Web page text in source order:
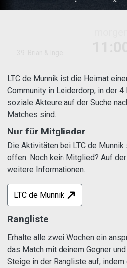
LTC de Munnik ist die Heimat
Community in Leiderdorp, in der 4
soziale Akteure auf der Suche
Matches sind.
Nur für Mitglieder
Die Aktivitäten bei LTC de
offen. Noch kein Mitglied? Auf
weitere Informationen.
LTC de Munnik
Rangliste
Erhalte alle zwei Wochen ein
das Match mit deinem Gegner
Steige in der Rangliste auf,